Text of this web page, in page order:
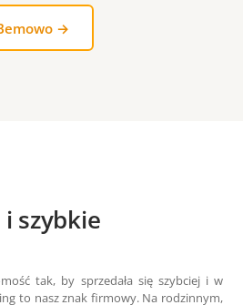
→
i szybkie
tak, by sprzedała się szybciej i w
to nasz znak firmowy. Na rodzinnym,